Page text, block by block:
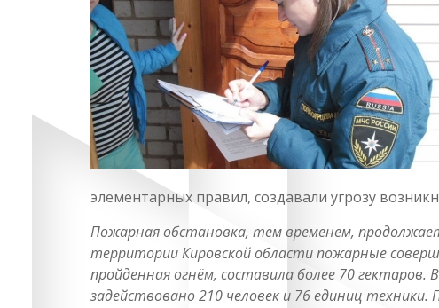
элементарных правил, создавали угрозу
Пожарная обстановка, тем временем,
территории Кировской области пожарные
пройденная огнём, составила более 70
задействовано 210 человек и 76 единиц техники.